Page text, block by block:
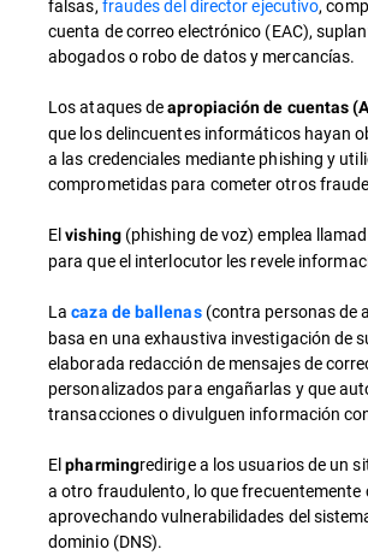
falsas,fraudes del director ejecutivo,
cuenta de correo electrónico (EAC),
abogados o robo de datos y mercancías.
Los ataques deapropiación de cuentas
que los delincuentes informáticos hayan
a las credenciales mediante phishing y
comprometidas para cometer otros
Elvishing(phishing de voz) emplea
para que el interlocutor les revele
Lacaza de ballenas(contra personas de
basa en una exhaustiva investigación de
elaborada redacción de mensajes de
personalizados para engañarlas y que
transacciones o divulguen información
Elpharmingredirige a los usuarios de un
a otro fraudulento, lo que frecuentemente
aprovechando vulnerabilidades del
dominio (DNS).